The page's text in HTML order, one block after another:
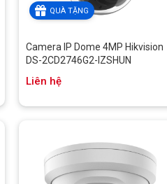
QUÀ TẶNG
Camera IP Dome 4MP Hikvision
DS-2CD2746G2-IZSHUN
Liên hệ